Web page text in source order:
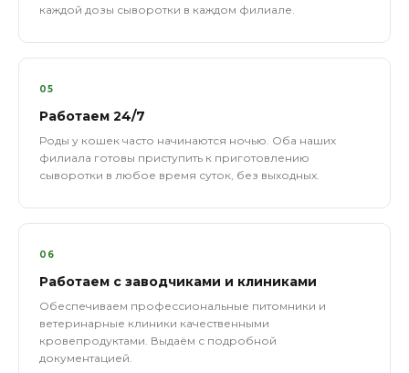
каждой дозы сыворотки в каждом филиале.
05
Работаем 24/7
Роды у кошек часто начинаются ночью. Оба наших
филиала готовы приступить к приготовлению
сыворотки в любое время суток, без выходных.
06
Работаем с заводчиками и клиниками
Обеспечиваем профессиональные питомники и
ветеринарные клиники качественными
кровепродуктами. Выдаём с подробной
документацией.